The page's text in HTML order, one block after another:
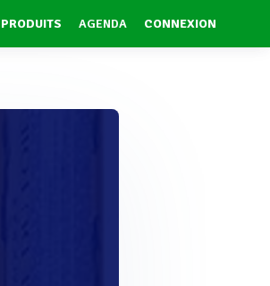
PRODUITS AGENDA CONNEXION